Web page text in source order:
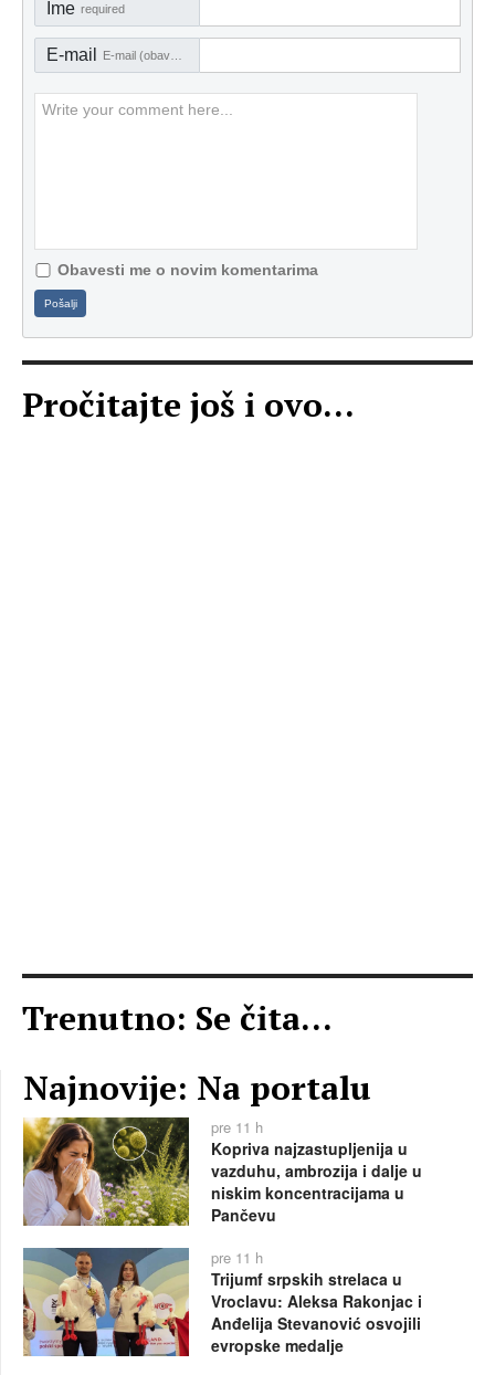
Ime required
E-mail
Obavesti me o novim komentarima
Pošalji
Pročitajte još i ovo...
Trenutno: Se čita...
Najnovije: Na portalu
pre 11 h
Kopriva najzastupljenija u
vazduhu, ambrozija i dalje u
niskim koncentracijama u
Pančevu
pre 11 h
Trijumf srpskih strelaca u
Vroclavu: Aleksa Rakonjac i
Anđelija Stevanović osvojili
evropske medalje